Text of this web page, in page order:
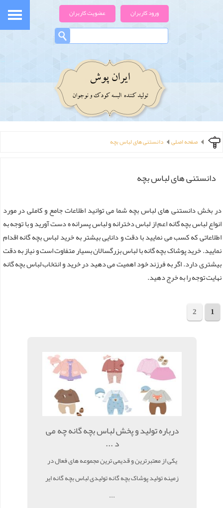
ورود کاربران عضویت کاربران
صفحه اصلی دانستنی های لباس بچه
دانستنی های لباس بچه
در بخش دانستنی های لباس بچه شما می توانید اطلاعات جامع و کاملی در مورد
انواع لباس بچه گانه اعم از لباس دخترانه و لباس پسرانه ه دست آورید و با توجه به
اطلاعاتی که کسب می نمایید با دقت و دانایی بیشتر به خرید لباس بچه گانه اقدام
نمایید. خرید پوشاک بچه گانه با لباس بزرگسالان بسیار متفاوت است و نیاز به دقت
بیشتری دارد. اگر به فرزند خود اهمیت می دهید در خرید و انتخاب لباس بچه گانه
نهایت توجه را به خرج دهید.
1
2
درباره تولید و پخش لباس بچه گانه چه می
د ...
یکی از معتبرترین و قدیمی ترین مجموعه های فعال در
زمینه تولید پوشاک بچه گانه تولیدی لباس بچه گانه ایر
...